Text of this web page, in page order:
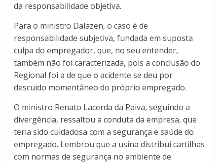
da responsabilidade objetiva.
Para o ministro Dalazen, o caso é de
responsabilidade subjetiva, fundada em suposta
culpa do empregador, que, no seu entender,
também não foi caracterizada, pois a conclusão do
Regional foi a de que o acidente se deu por
descuido momentâneo do próprio empregado.
O ministro Renato Lacerda da Paiva, seguindo a
divergência, ressaltou a conduta da empresa, que
teria sido cuidadosa com a segurança e saúde do
empregado. Lembrou que a usina distribui cartilhas
com normas de segurança no ambiente de